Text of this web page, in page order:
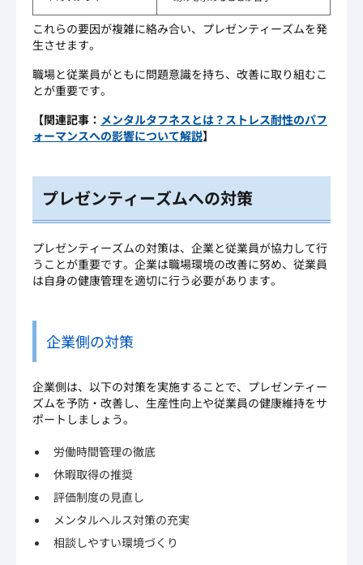
これらの要因が複雑に絡み合い、プレゼンティーズムを発
生させます。
職場と従業員がともに問題意識を持ち、改善に取り組むこ
とが重要です。
【関連記事： メンタルタフネスとは？ストレス耐性のパフ
ォーマンスへの影響について解説】
プレゼンティーズムへの対策
プレゼンティーズムの対策は、企業と従業員が協力して行
うことが重要です。企業は職場環境の改善に努め、従業員
は自身の健康管理を適切に行う必要があります。
企業側の対策
企業側は、以下の対策を実施することで、プレゼンティー
ズムを予防・改善し、生産性向上や従業員の健康維持をサ
ポートしましょう。
労働時間管理の徹底
休暇取得の推奨
評価制度の見直し
メンタルヘルス対策の充実
相談しやすい環境づくり